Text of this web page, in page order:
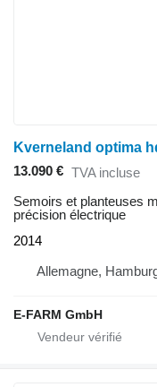
Kverneland optima
13.090 € TVA incluse
Semoirs et planteuses
précision électrique
2014
Allemagne,
E-FARM GmbH